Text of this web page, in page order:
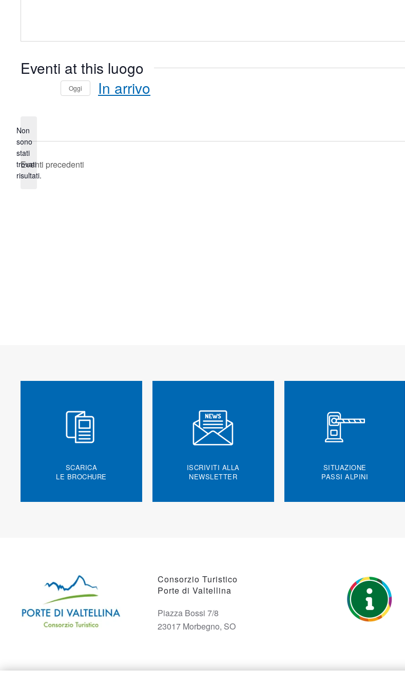
Eventi at this luogo
Notice
Non
sono
stati
trovati
risultati.
Oggi In arrivo
Eventi precedenti
SCARICA
LE BROCHURE
ISCRIVITI ALLA
NEWSLETTER
SITUAZIONE
PASSI ALPINI
Consorzio Turistico
Porte di Valtellina
Piazza Bossi 7/8
23017 Morbegno, SO